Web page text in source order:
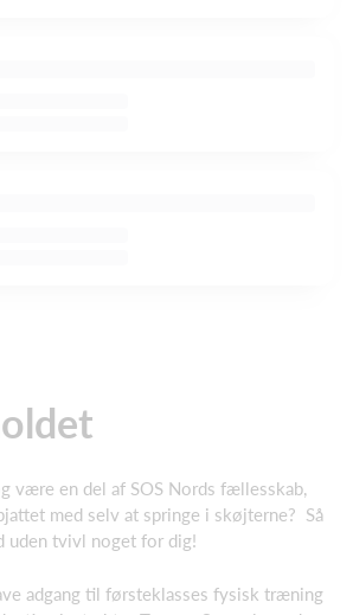
være en del af SOS Nords fællesskab,
med selv at springe i skøjterne? Så
uden tvivl noget for dig!
adgang til førsteklasses fysisk træning